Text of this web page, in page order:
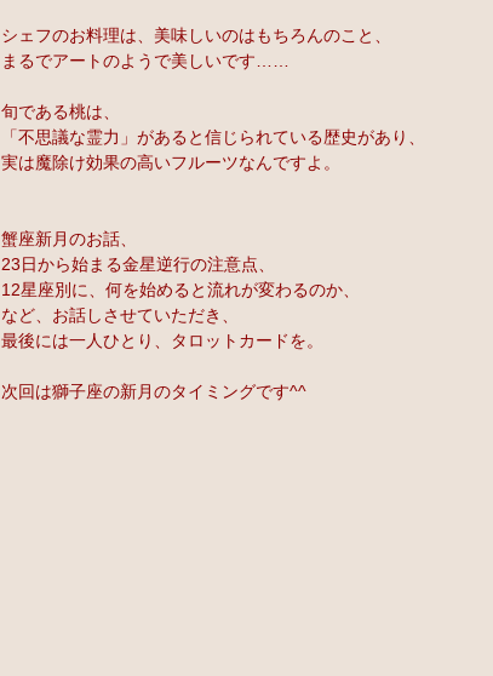
シェフのお料理は、美味しいのはもちろんのこと、
まるでアートのようで美しいです……
旬である桃は、
「不思議な霊力」があると信じられている歴史があり、
実は魔除け効果の高いフルーツなんですよ。
蟹座新月のお話、
23日から始まる金星逆行の注意点、
12星座別に、何を始めると流れが変わるのか、
など、お話しさせていただき、
最後には一人ひとり、タロットカードを。
次回は獅子座の新月のタイミングです^^